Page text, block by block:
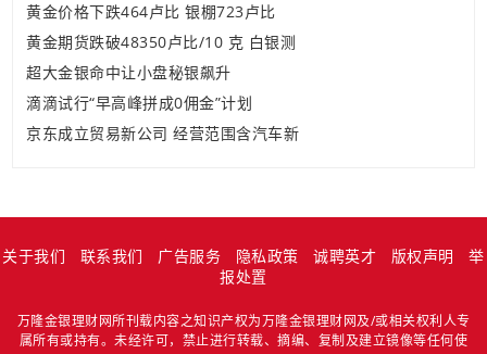
黄金价格下跌464卢比 银棚723卢比
黄金期货跌破48350卢比/10 克 白银测
超大金银命中让小盘秘银飙升
滴滴试行“早高峰拼成0佣金”计划
京东成立贸易新公司 经营范围含汽车新
关于我们 联系我们 广告服务 隐私政策 诚聘英才 版权声明
举
报处置
万隆金银理财网所刊载内容之知识产权为万隆金银理财网及/或相关权利人专
属所有或持有。未经许可，禁止进行转载、摘编、复制及建立镜像等任何使